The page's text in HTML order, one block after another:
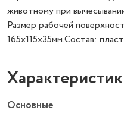
животному при
Размер рабочей
165х115х35мм.Состав:
Основные